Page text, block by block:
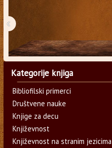
‹
Kategorije knjiga
Bibliofilski primerci
Društvene nauke
Knjige za decu
Književnost
Književnost na stranim jezicima